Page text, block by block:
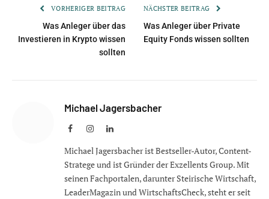
VORHERIGER BEITRAG
Was Anleger über das
Investieren in Krypto wissen
sollten
NÄCHSTER BEITRAG
Was Anleger über Private
Equity Fonds wissen sollten
Michael Jagersbacher
FacebookInstagramLinkedIn
Michael Jagersbacher ist Bestseller-Autor, Content-
Stratege und ist Gründer der Exzellents Group. Mit
seinen Fachportalen, darunter Steirische Wirtschaft,
LeaderMagazin und WirtschaftsCheck, steht er seit